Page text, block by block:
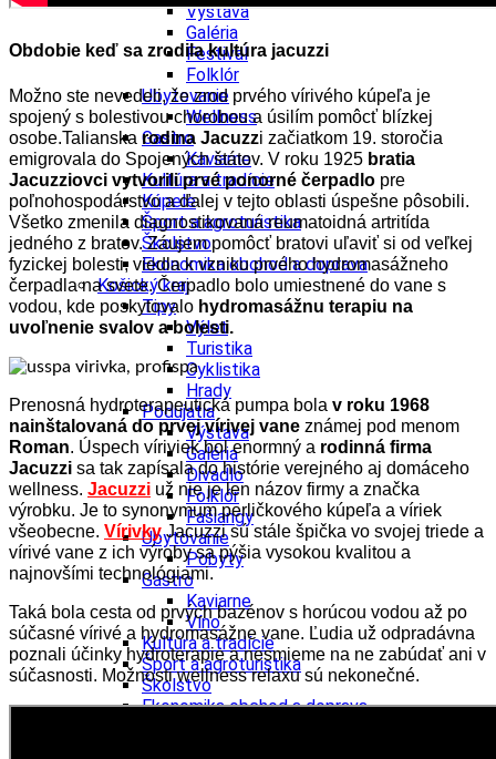
Výstava
Galéria
Festival
Folklór
Ubytovanie
Wellness
Gastro
Kaviarne
Kultúra a tradície
Kúpele
Šport a agroturistika
Školstvo
Ekonomika obchod a doprava
Košický kraj
Tipy
Výlet
Turistika
Cyklistika
Hrady
Podujatia
Výstava
Galéria
Divadlo
Folklór
Fašiangy
Ubytovanie
Pobyty
Gastro
Kaviarne
Víno
Kultúra a tradície
Šport a agroturistika
Školstvo
Ekonomika obchod a doprava
Obdobie keď sa zrodila kultúra jacuzzi
Možno ste nevedeli, že zrod prvého vírivého kúpeľa je
spojený s bolestivou chorobou a úsilím pomôcť blízkej
osobe.Talianska rodina Jacuzzi začiatkom 19. storočia
emigrovala do Spojených štátov. V roku 1925 bratia
Jacuzziovci vytvorili prvé ponorné čerpadlo pre
poľnohospodárstvo a ďalej v tejto oblasti úspešne pôsobili.
Všetko zmenila diagnostikovaná reumatoidná artritída
jedného z bratov. Záujem pomôcť bratovi uľaviť si od veľkej
fyzickej bolesti, viedla k vzniku prvého hydromasážneho
čerpadla na svete.Čerpadlo bolo umiestnené do vane s
vodou, kde poskytovalo hydromasážnu terapiu na
uvoľnenie svalov a bolesti.
Prenosná hydroterapeutická pumpa bola v roku 1968
nainštalovaná do prvej vírivej vane známej pod menom
Roman. Úspech víriviek bol enormný a rodinná firma
Jacuzzi sa tak zapísala do histórie verejného aj domáceho
wellness. Jacuzzi už nie je len názov firmy a značka
výrobku. Je to synonymum perličkového kúpeľa a víriek
všeobecne. VírivkyJacuzzi sú stále špička vo svojej triede a
vírivé vane z ich výroby sa pýšia vysokou kvalitou a
najnovšími technológiami.
Taká bola cesta od prvých bazénov s horúcou vodou až po
súčasné vírivé a hydromasážne vane. Ľudia už odpradávna
poznali účinky hydroterapie a nesmieme na ne zabúdať ani v
súčasnosti. Možnosti wellness relaxu sú nekonečné.